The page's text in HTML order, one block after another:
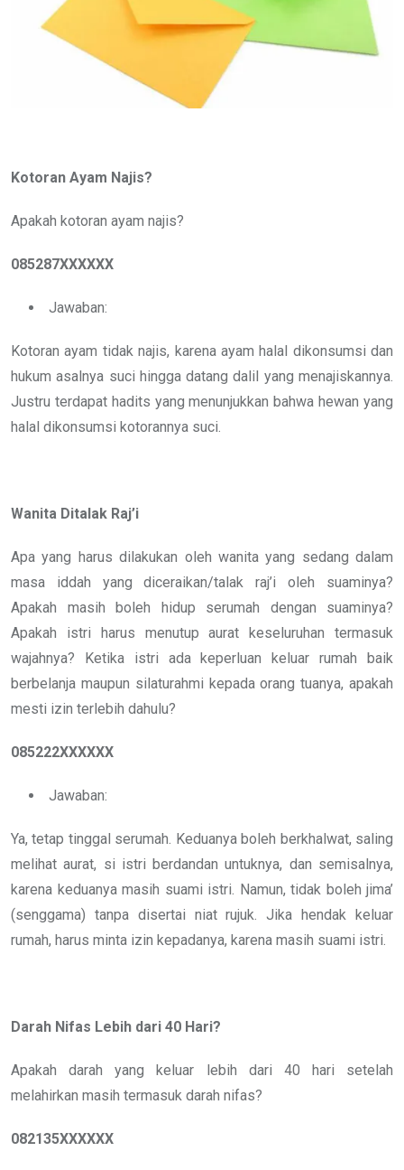
Kotoran Ayam Najis?
Apakah kotoran ayam najis?
085287XXXXXX
Jawaban:
Kotoran ayam tidak najis, karena ayam halal dikonsumsi dan
hukum asalnya suci hingga datang dalil yang menajiskannya.
Justru terdapat hadits yang menunjukkan bahwa hewan yang
halal dikonsumsi kotorannya suci.
Wanita Ditalak Raj’i
Apa yang harus dilakukan oleh wanita yang sedang dalam
masa iddah yang diceraikan/talak raj’i oleh suaminya?
Apakah masih boleh hidup serumah dengan suaminya?
Apakah istri harus menutup aurat keseluruhan termasuk
wajahnya? Ketika istri ada keperluan keluar rumah baik
berbelanja maupun silaturahmi kepada orang tuanya, apakah
mesti izin terlebih dahulu?
085222XXXXXX
Jawaban:
Ya, tetap tinggal serumah. Keduanya boleh berkhalwat, saling
melihat aurat, si istri berdandan untuknya, dan semisalnya,
karena keduanya masih suami istri. Namun, tidak boleh jima’
(senggama) tanpa disertai niat rujuk. Jika hendak keluar
rumah, harus minta izin kepadanya, karena masih suami istri.
Darah Nifas Lebih dari 40 Hari?
Apakah darah yang keluar lebih dari 40 hari setelah
melahirkan masih termasuk darah nifas?
082135XXXXXX